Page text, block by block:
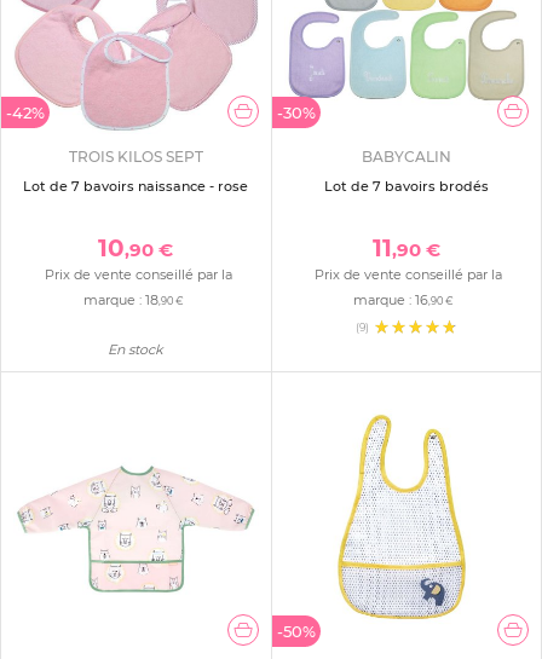
-42%
TROIS KILOS SEPT
Lot de 7 bavoirs naissance - rose
10,90 €
Prix de vente conseillé par la
marque : 18,90 €
En stock
-30%
BABYCALIN
Lot de 7 bavoirs brodés
11,90 €
Prix de vente conseillé par la
marque :16 ,90 €
(9)
-50%